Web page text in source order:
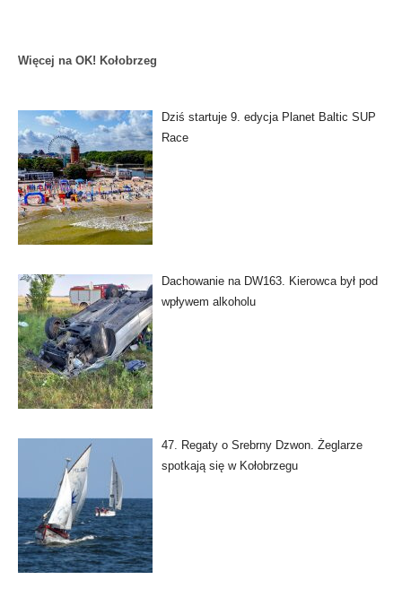
Więcej na OK! Kołobrzeg
Dziś startuje 9. edycja Planet Baltic SUP
Race
Dachowanie na DW163. Kierowca był pod
wpływem alkoholu
47. Regaty o Srebrny Dzwon. Żeglarze
spotkają się w Kołobrzegu